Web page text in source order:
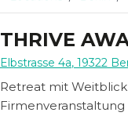
THRIVE
Elbstrasse 4a, 19322
Retreat mit Weitblick
Firmenveranstaltung